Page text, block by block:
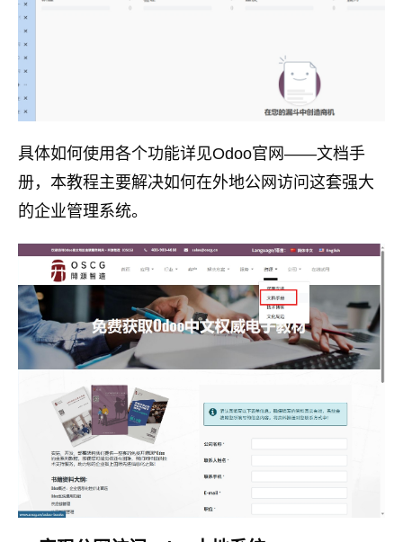
具体如何使用各个功能详见Odoo官网——文档手
册，本教程主要解决如何在外地公网访问这套强大
的企业管理系统。